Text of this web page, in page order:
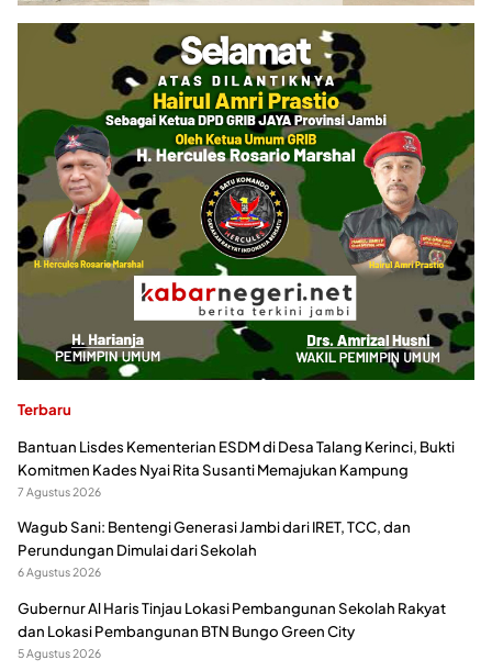
Terbaru
Bantuan Lisdes Kementerian ESDM di Desa Talang Kerinci, Bukti
Komitmen Kades Nyai Rita Susanti Memajukan Kampung
7 Agustus 2026
Wagub Sani: Bentengi Generasi Jambi dari IRET, TCC, dan
Perundungan Dimulai dari Sekolah
6 Agustus 2026
Gubernur Al Haris Tinjau Lokasi Pembangunan Sekolah Rakyat
dan Lokasi Pembangunan BTN Bungo Green City
5 Agustus 2026